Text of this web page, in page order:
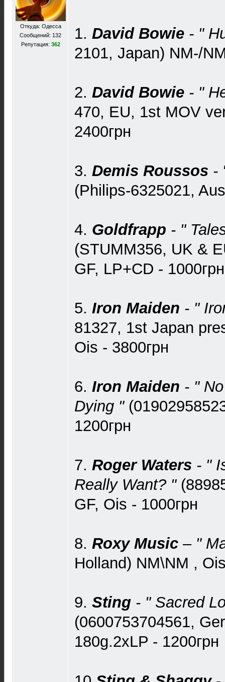
Откуда: Одесса
Сообщений: 132
Репутация: 362
1. David Bowie - "
2101, Japan) NM-/
2. David Bowie - "
470, EU, 1st MOV
2400грн
3. Demis Roussos -
(Philips-6325021,
4. Goldfrapp - "
(STUMM356, UK &
GF, LP+CD - 1000грн
5. Iron Maiden - "
81327, 1st Japan
Ois - 3800грн
6. Iron Maiden - "
Dying "
1200грн
7. Roger Waters - "
Really Want? "
GF, Ois - 1000грн
8. Roxy Music – "
Holland) NM\NM ,
9. Sting - " Sacred
(0600753704561,
180g.2xLP - 1200грн